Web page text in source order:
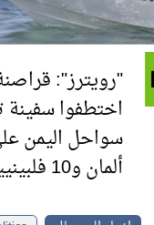
"رويترز":
اختطفوا سفينة
ألمان و10 فلبينيين